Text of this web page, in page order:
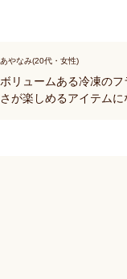
あやなみ(20代・女性)
ボリュームある冷凍の
さが楽しめるアイテムに